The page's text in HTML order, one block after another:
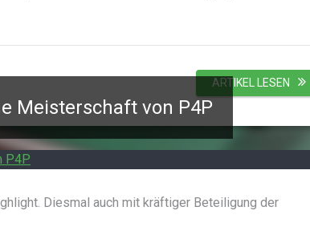
ARTIKEL LESEN
Meisterschaft von P4P
Diesmal auch mit kräftiger Beteiligung der